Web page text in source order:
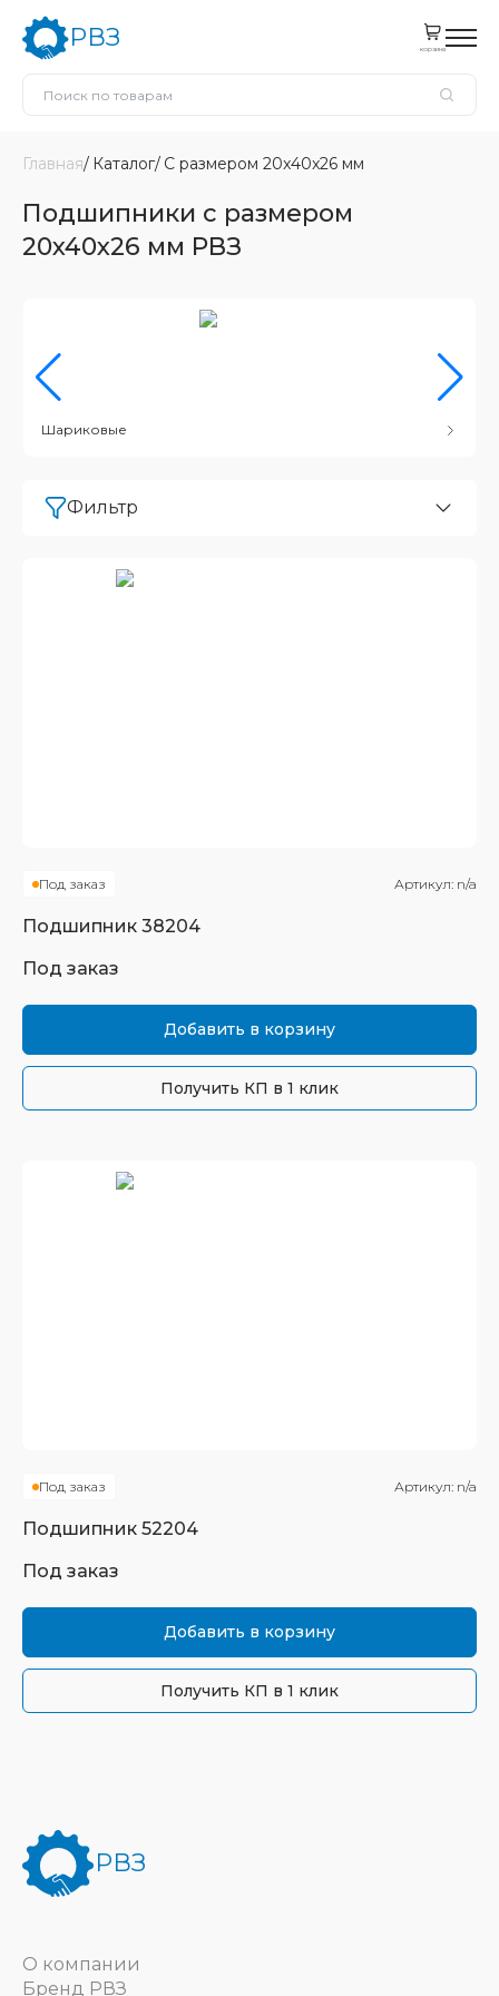
РВЗ корзина
Главная Каталог С размером 20x40x26 мм
Подшипники с размером
20x40x26 мм РВЗ
Шариковые
Фильтр
Под заказ Артикул: n/a
Подшипник 38204
Под заказ
Добавить в корзину
Получить КП в 1 клик
Под заказ Артикул: n/a
Подшипник 52204
Под заказ
Добавить в корзину
Получить КП в 1 клик
РВЗ
О компании
Бренд РВЗ